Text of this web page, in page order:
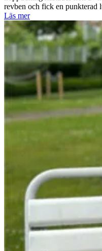
revben och fick en punkterad
Läs mer